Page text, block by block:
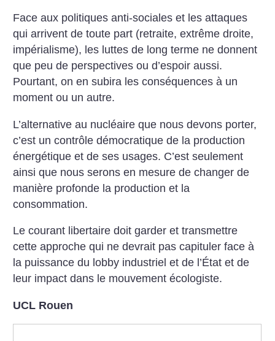
Face aux politiques anti-sociales et les attaques
qui arrivent de toute part (retraite, extrême droite,
impérialisme), les luttes de long terme ne donnent
que peu de perspectives ou d’espoir aussi.
Pourtant, on en subira les conséquences à un
moment ou un ­autre.
L’alternative au nucléaire que nous devons porter,
c’est un contrôle démocratique de la production
énergétique et de ses usages. C’est seulement
ainsi que nous serons en mesure de changer de
manière profonde la production et la
consommation.
Le courant libertaire doit garder et transmettre
cette approche qui ne devrait pas capituler face à
la puissance du lobby industriel et de l’État et de
leur impact dans le mouvement écologiste.
UCL Rouen